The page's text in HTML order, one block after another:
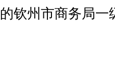
钦州市商务局一